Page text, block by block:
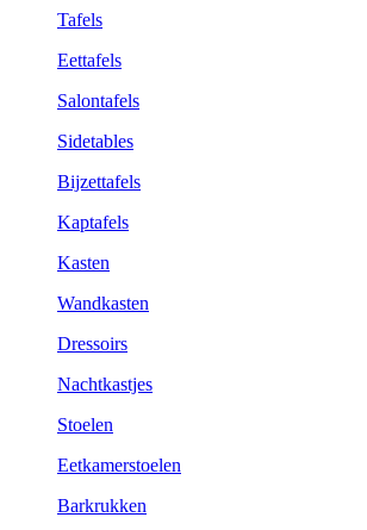
Tafels
Eettafels
Salontafels
Sidetables
Bijzettafels
Kaptafels
Kasten
Wandkasten
Dressoirs
Nachtkastjes
Stoelen
Eetkamerstoelen
Barkrukken